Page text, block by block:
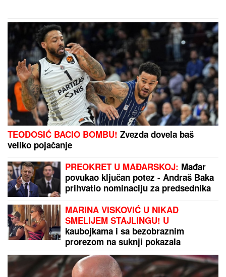
lica mesta (FOTO, VIDEO)
(PAPARACO) ĐINA DŽINOVIĆ U CRNOJ GORI
kako izgleda bez filtera: U haljini do poda sa golim
leđima, mnogi je nisu prepoznali
Hapoelu se ne piše dobro:
Fantastične vesti za Crvenu zvezdu
pred meč sezone na "Marakani"